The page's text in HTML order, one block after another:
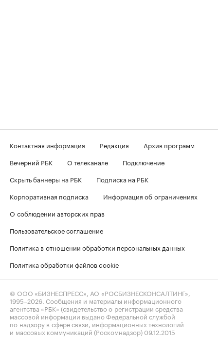
Контактная информация Редакция
Архив программ
Вечерний РБК
О телеканале
Подключение
Скрыть баннеры на РБК
Подписка на РБК
Корпоративная подписка
Информация об ограничениях
О соблюдении авторских прав
Пользовательское соглашение
Политика в отношении обработки персональных данных
Политика обработки файлов cookie
© ООО «БИЗНЕСПРЕСС», АО «РОСБИЗНЕСКОНСАЛТИНГ»,
1995–2026 . Сообщения и материалы информационного
агентства «РБК» (свидетельство о регистрации средства
массовой информации выдано Федеральной службой
по надзору в сфере связи, информационных технологий
и массовых коммуникаций (Роскомнадзор) 09.12.2015